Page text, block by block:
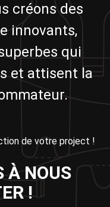
créons des
innovants,
qui
et attisent la
de votre project !
À NOUS
!